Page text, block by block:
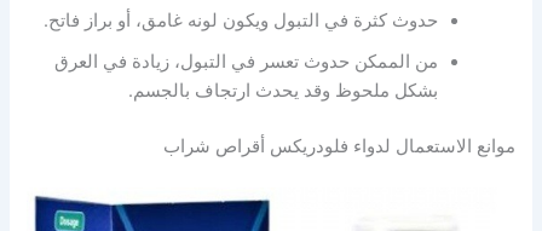
حدوث كثرة في التبول ويكون لونه غامق، أو براز فاتح.
من الممكن حدوث تعسر في التبول، زيادة في العرق
بشكل ملحوظ وقد يحدث ارتجاف بالجسم.
موانع الاستعمال لدواء فلودريكس أقراص شراب